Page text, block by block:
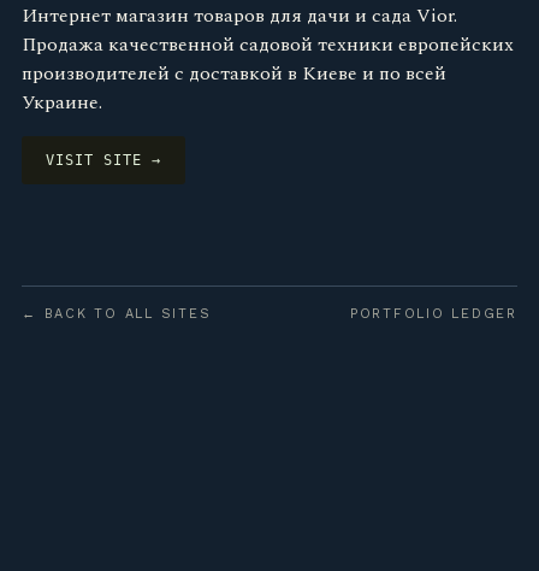
Интернет магазин товаров для дачи и сада Vior.
Продажа качественной садовой техники европейских
производителей с доставкой в Киеве и по всей
Украине.
VISIT SITE →
← BACK TO ALL SITES PORTFOLIO LEDGER